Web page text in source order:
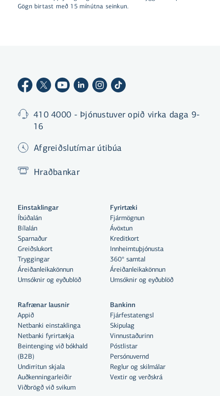
Gögn birtast með 15 mínútna seinkun.
410 4000 - Þjónustuver opið virka daga 9-
16
Afgreiðslutímar útibúa
Hraðbankar
Einstaklingar
Íbúðalán
Bílalán
Sparnaður
Greiðslukort
Tryggingar
Áreiðanleikakönnun
Umsóknir og eyðublöð
Fyrirtæki
Fjármögnun
Ávöxtun
Kreditkort
Innheimtuþjónusta
360° samtal
Áreiðanleikakönnun
Umsóknir og eyðublöð
Rafrænar lausnir
Appið
Netbanki einstaklinga
Netbanki fyrirtækja
Beintenging við bókhald
(B2B)
Undirritun skjala
Auðkenningarleiðir
Viðbrögð við svikum
Bankinn
Fjárfestatengsl
Skipulag
Vinnustaðurinn
Póstlistar
Persónuvernd
Reglur og skilmálar
Vextir og verðskrá